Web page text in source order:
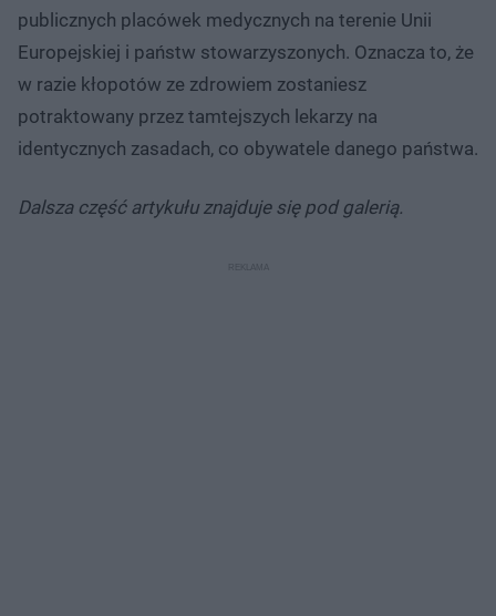
publicznych placówek medycznych na terenie Unii
Europejskiej i państw stowarzyszonych. Oznacza to, że
w razie kłopotów ze zdrowiem zostaniesz
potraktowany przez tamtejszych lekarzy na
identycznych zasadach, co obywatele danego państwa.
Dalsza część artykułu znajduje się pod galerią.